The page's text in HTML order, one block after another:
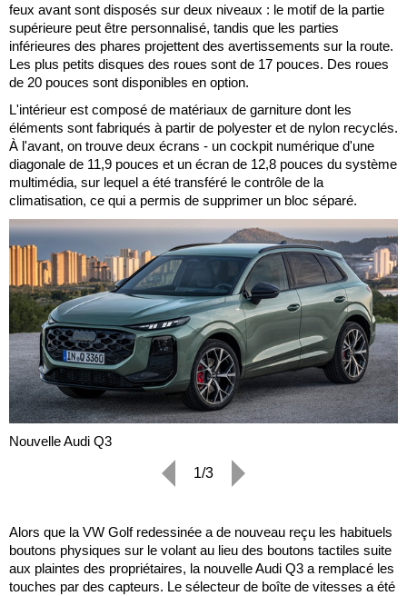
feux avant sont disposés sur deux niveaux : le motif de la partie
supérieure peut être personnalisé, tandis que les parties
inférieures des phares projettent des avertissements sur la route.
Les plus petits disques des roues sont de 17 pouces. Des roues
de 20 pouces sont disponibles en option.
L'intérieur est composé de matériaux de garniture dont les
éléments sont fabriqués à partir de polyester et de nylon recyclés.
À l'avant, on trouve deux écrans - un cockpit numérique d'une
diagonale de 11,9 pouces et un écran de 12,8 pouces du système
multimédia, sur lequel a été transféré le contrôle de la
climatisation, ce qui a permis de supprimer un bloc séparé.
Nouvelle Audi Q3
1/3
Alors que la VW Golf redessinée a de nouveau reçu les habituels
boutons physiques sur le volant au lieu des boutons tactiles suite
aux plaintes des propriétaires, la nouvelle Audi Q3 a remplacé les
touches par des capteurs. Le sélecteur de boîte de vitesses a été